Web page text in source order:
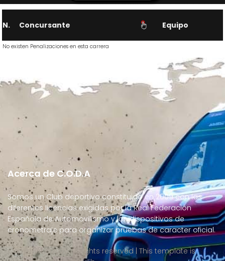
N. Concursante Equipo
No existen Penalizaciones en esta carrera
Acerca de C.O.D.A
Somos un Club deportivo constituido en 2009 con las
diferentes licencias exigidas por la Real Federación
Española de Automovilismo y los dispositivos de
cronometraje para organizar pruebas de caracter oficial.
Copyright ©2026 All rights reserved | This template is